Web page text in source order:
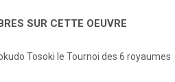
SUR CETTE OEUVRE
Tosoki le Tournoi des 6 royaumes